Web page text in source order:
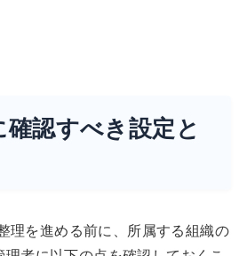
認すべき設定と
理を進める前に、所属する組織の